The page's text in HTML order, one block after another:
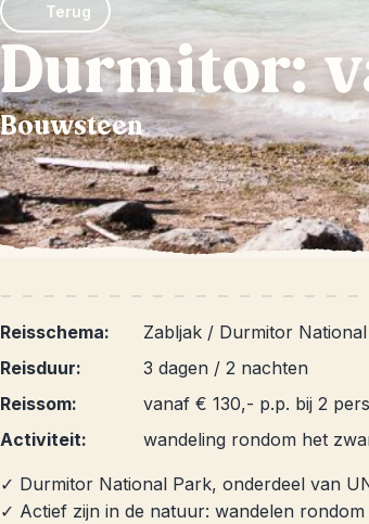
Terug
Durmitor:
Bouwsteen
Reisschema:
Zabljak / Durmitor
Reisduur:
3 dagen / 2 nachten
Reissom:
vanaf € 130,- p.p. bij 2
Activiteit:
wandeling rondom het
✓ Durmitor National Park, onderdeel van
✓ Actief zijn in de natuur: wandelen